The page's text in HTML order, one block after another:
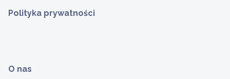
Polityka prywatności
O nas